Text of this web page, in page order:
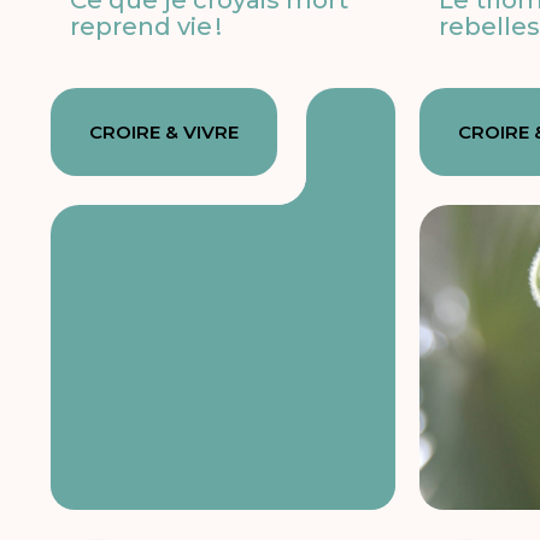
reprend vie !
CROIRE & VIVRE CROIRE